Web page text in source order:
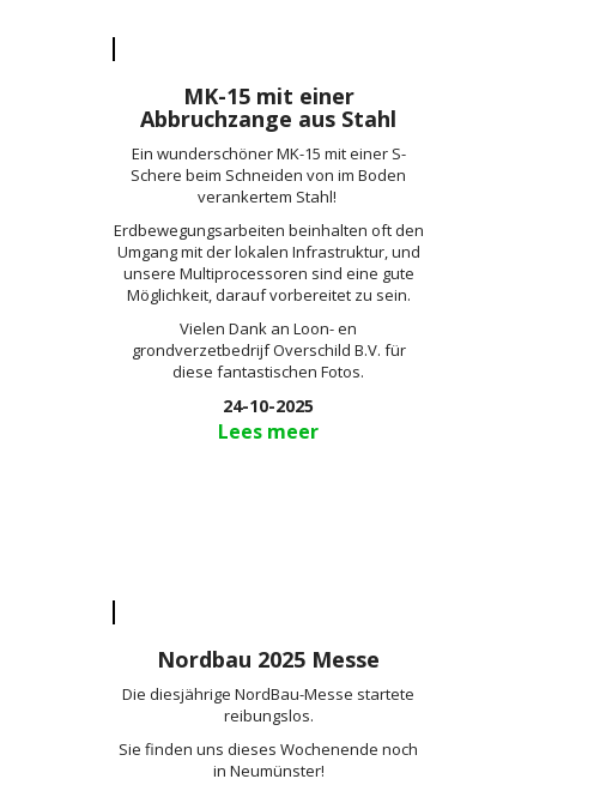
MK-15 mit einer
Abbruchzange aus Stahl
Ein wunderschöner MK-15 mit einer S-
Schere beim Schneiden von im Boden
verankertem Stahl!
Erdbewegungsarbeiten beinhalten oft den
Umgang mit der lokalen Infrastruktur, und
unsere Multiprocessoren sind eine gute
Möglichkeit, darauf vorbereitet zu sein.
Vielen Dank an Loon- en
grondverzetbedrijf Overschild B.V. für
diese fantastischen Fotos.
24-10-2025
Lees meer
Nordbau 2025 Messe
Die diesjährige NordBau-Messe startete
reibungslos.
Sie finden uns dieses Wochenende noch
in Neumünster!